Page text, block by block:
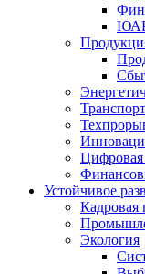
ЮАР
Цифровая
Устойчивое
Кадровая
Экология